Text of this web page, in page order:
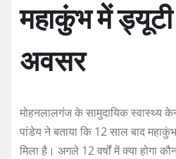
महाकुंभ में
अवसर
मोहनलालगंज के सामुदायिक स्वास्थ्य
पांडेय ने बताया कि 12 साल बाद
मिला है। अगले 12 वर्षों में क्या होगा